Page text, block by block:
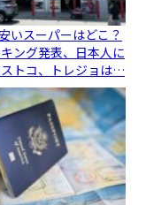
いスーパーはどこ？
ング発表、日本人に
トコ、トレジョは…